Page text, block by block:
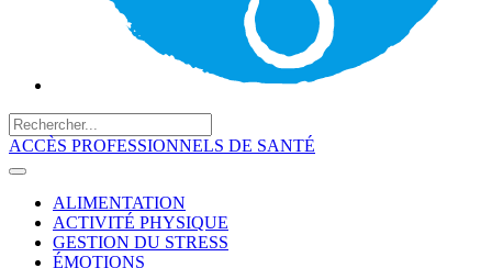
ACCÈS PROFESSIONNELS DE SANTÉ
ALIMENTATION
ACTIVITÉ PHYSIQUE
GESTION DU STRESS
ÉMOTIONS